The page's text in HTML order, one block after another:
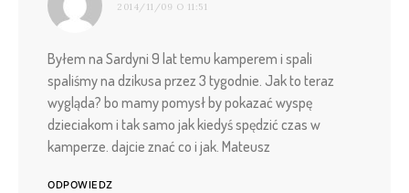
2014/11/09 O 11:51
Byłem na Sardyni 9 lat temu kamperem i spali
spaliśmy na dzikusa przez 3 tygodnie. Jak to teraz
wygląda? bo mamy pomysł by pokazać wyspę
dzieciakom i tak samo jak kiedyś spędzić czas w
kamperze. dajcie znać co i jak. Mateusz
ODPOWIEDZ